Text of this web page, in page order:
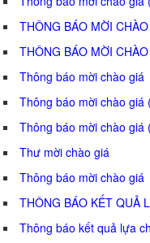
THÔNG BÁO MỜI
THÔNG BÁO MỜI
Thông báo mời chào giá
Thông báo mời chào giá
Thông báo mời chào giá
Thư mời chào giá
Thông báo mời chào giá
THÔNG BÁO KẾT QUẢ
Thông báo kết quả lựa